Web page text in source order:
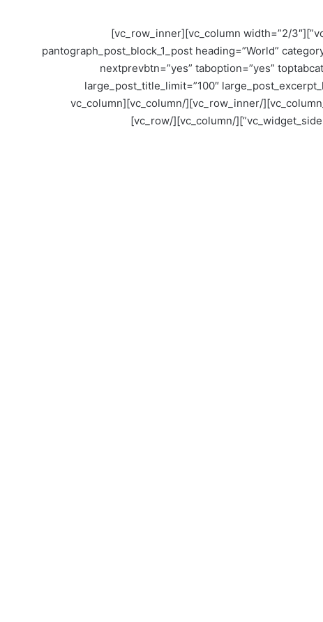
[vc_row top_padding=”60px” bottom_padding=”20px”][vc_column width=”2/3″][vc_row_inner]
[vc_column_inner][pantograph_post_block_1_post heading=”World”
nextprevbtn=”yes” taboption=”yes”
large_post_title_limit=”100″
wordlimit=”15″ current_time=”1510579191″][/vc_column_inner][/vc_row_inner][/vc_column][vc_column